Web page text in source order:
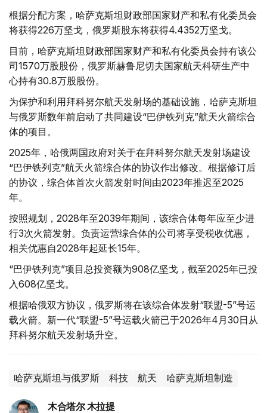
根据分配方案，哈萨克斯坦财政部国家财产和私有化委员会
将获得226万坚戈，俄罗斯股东将获得4.4352万坚戈。
目前，哈萨克斯坦财政部国家财产和私有化委员会持有该公
司1570万股股份，俄罗斯赫鲁尼切夫国家航天科研生产中
心持有30.8万股股份。
为保护和利用拜科努尔航天发射场的基础设施，哈萨克斯坦
与俄罗斯数年前启动了共同建设“巴伊铁列克”航天火箭综合
体的项目。
2025年，哈俄两国政府对关于在拜科努尔航天发射场建设
“巴伊铁列克”航天火箭综合体的协议作出修改。根据修订后
的协议，综合体首次火箭发射时间由2023年推迟至2025
年。
按照规划，2028年至2039年期间，该综合体每年应至少进
行3次火箭发射。负责运营综合体的公司将享受税收优惠，
相关优惠自2028年起延长15年。
“巴伊铁列克”项目总投资额为908亿坚戈，截至2025年已投
入608亿坚戈。
根据哈俄双方协议，俄罗斯将在该综合体发射“联盟-5”号运
载火箭。新一代“联盟-5”号运载火箭已于2026年4月30日从
拜科努尔航天发射场升空。
哈萨克斯坦与俄罗斯 科技 航天 哈萨克斯坦制造
木合塔尔 木拉提